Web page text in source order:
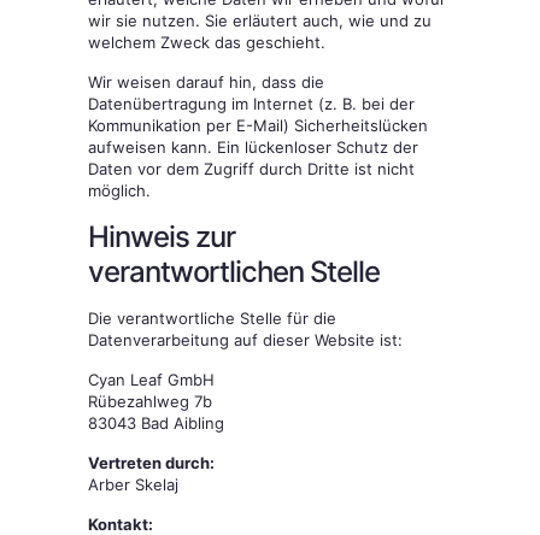
wir sie nutzen. Sie erläutert auch, wie und zu
welchem Zweck das geschieht.
Wir weisen darauf hin, dass die
Datenübertragung im Internet (z. B. bei der
Kommunikation per E-Mail) Sicherheitslücken
aufweisen kann. Ein lückenloser Schutz der
Daten vor dem Zugriff durch Dritte ist nicht
möglich.
Hinweis zur
verantwortlichen Stelle
Die verantwortliche Stelle für die
Datenverarbeitung auf dieser Website ist:
Cyan Leaf GmbH
Rübezahlweg 7b
83043 Bad Aibling
Vertreten durch:
Arber Skelaj
Kontakt: